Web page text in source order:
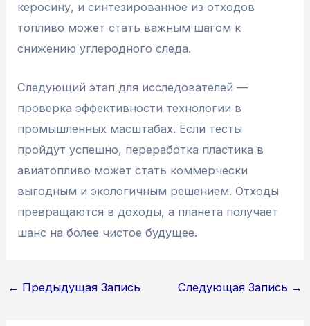
керосину, и синтезированное из отходов
топливо может стать важным шагом к
снижению углеродного следа.
Следующий этап для исследователей —
проверка эффективности технологии в
промышленных масштабах. Если тесты
пройдут успешно, переработка пластика в
авиатопливо может стать коммерчески
выгодным и экологичным решением. Отходы
превращаются в доходы, а планета получает
шанс на более чистое будущее.
Навигация
← Предыдущая Запись Следующая Запись →